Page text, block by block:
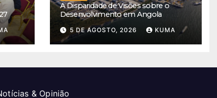
A Disparidade de Visões sobre o
Desenvolvimento em Angola
5 DE AGOSTO, 2026 KUMA
& Opinião